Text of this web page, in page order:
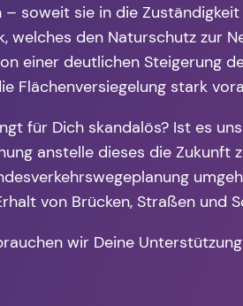
– soweit sie in die
welches den Naturschutz zur
einer deutlichen Steigerung
Flächenversiegelung stark
für Dich skandalös? Ist es
anstelle dieses die
von Brücken, Straßen und
wir Deine